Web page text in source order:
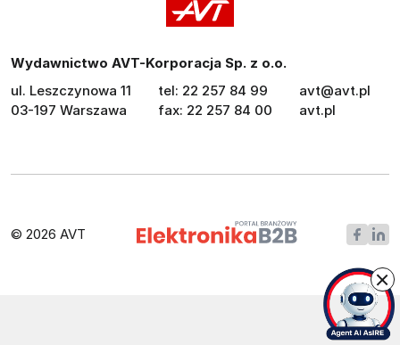
Wydawnictwo AVT-Korporacja Sp. z o.o.
ul. Leszczynowa 11
03-197 Warszawa
tel: 22 257 84 99
fax: 22 257 84 00
avt@avt.pl
avt.pl
© 2026 AVT